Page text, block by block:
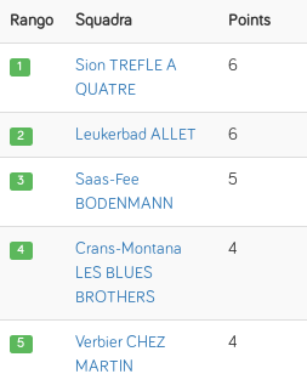
Rango Squadra Points
1
Sion TREFLE A
QUATRE
6
2 Leukerbad ALLET 6
3
Saas-Fee
BODENMANN
5
4
Crans-Montana
LES BLUES
BROTHERS
4
5
Verbier CHEZ
MARTIN
4